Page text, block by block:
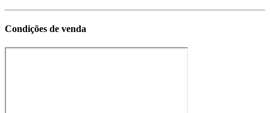
Condições de venda